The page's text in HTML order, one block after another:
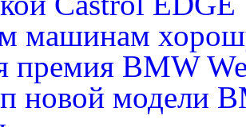
машинам
премия BMW
новой модели